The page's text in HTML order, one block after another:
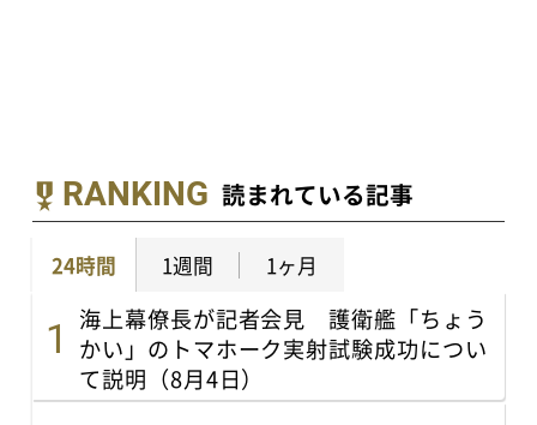
RANKING 読まれている記事
24時間 1週間 1ヶ月
海上幕僚長が記者会見 護衛艦「ちょう
かい」のトマホーク実射試験成功につい
て説明（8月4日）